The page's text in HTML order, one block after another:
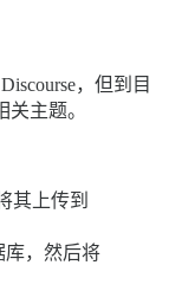
，但到目
主题。
其上传到
库，然后将